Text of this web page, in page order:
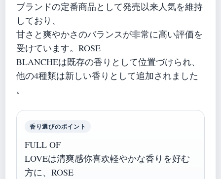
ブランドの定番商品として発売以来人気を維持
しており、
甘さと爽やかさのバランスが非常に高い評価を
受けています。ROSE
BLANCHEは既存の香りとして位置づけられ、
他の4種類は新しい香りとして追加されました
。
香り選びのポイント
FULL OF
LOVEは清爽感你喜欢軽やかな香りを好む
方に、ROSE